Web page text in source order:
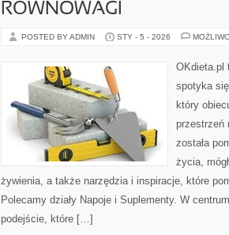
RÓWNOWAGI
POSTED BY ADMIN STY - 5 - 2026
OKdieta.pl
spotyka
który
przestrzeń
została
życia,
żywienia, a także narzędzia i inspiracje, które
Polecamy działy Napoje i Suplementy. W
podejście, które […]